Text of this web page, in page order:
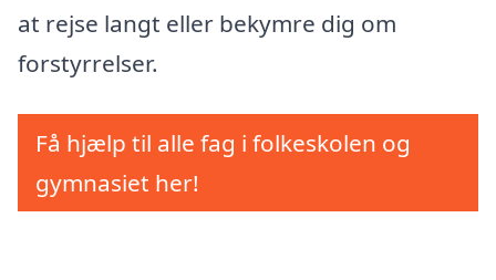
at rejse langt eller bekymre dig om
forstyrrelser.
Få hjælp til alle fag i folkeskolen og
gymnasiet her!